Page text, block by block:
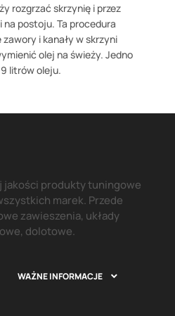
rozgrzać skrzynię i przez
na postoju. Ta procedura
i kanały w skrzyni
olej na świeży. Jedno
litrów oleju.
jakości produkty tuningowe
marek. Przede
zawieszenia, układy
dolotowe.
WAŻNE INFORMACJE 